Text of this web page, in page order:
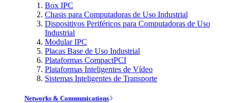
Box IPC
Chasis para Computadoras de Uso Industrial
Dispositivos Periféricos para Computadoras de Uso
Industrial
Modular IPC
Placas Base de Uso Industrial
Plataformas CompactPCI
Plataformas Inteligentes de Vídeo
Sistemas Inteligentes de Transporte
Networks & Communications